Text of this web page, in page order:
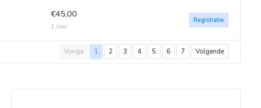
€45,00
1 Jaar
Registratie
Vorige 1 2 3 4 5 6 7 Volgende